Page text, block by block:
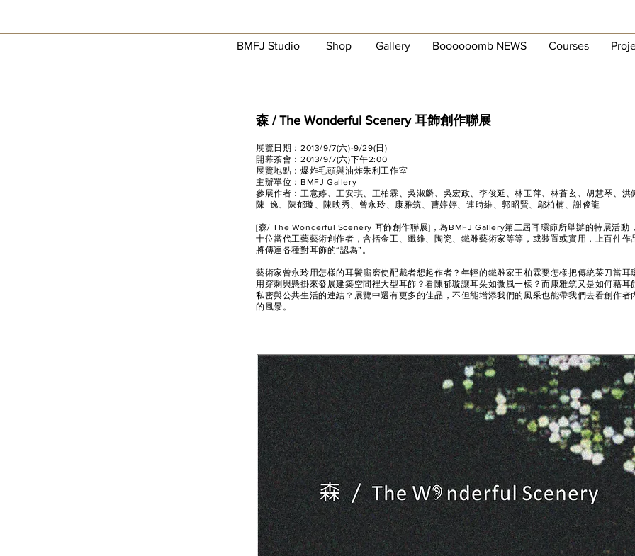
BMFJ Studio Shop Gallery Boooooomb NEWS Courses
森 / The Wonderful Scenery 耳飾創作聯展
展覽日期：2013/9/7(六)-9/29(日)
開幕茶會：2013/9/7(六)下午2:00
展覽地點：爆炸毛頭與油炸朱利工作室
主辦單位：BMFJ Gallery
參展作者：王意婷、王安琪、王柏霖、吳淑麟、吳宏政、李俊延、林玉萍、林蒼玄、胡慧琴、洪
陳 逸、陳郁璇、陳映秀、曾永玲、康雅筑、曹婷婷、連時維、郭昭賢、鄔柏楠、謝俊龍
[森/ The Wonderful Scenery 耳飾創作聯展]，為BMFJ Gallery第三屆耳環節所舉辦的特展活動
十位當代工藝藝術創作者，含括金工、纖維、陶瓷、鐵雕藝術家等等，或裝置或實用，上百件作
將傳達各種對耳飾的“認為”。
藝術家曾永玲用怎樣的耳鬢廝磨使配戴者想起作者？年輕的鐵雕家王柏霖要怎樣把傳統菜刀當耳
用穿刺與懸掛來發展建築空間裡大型耳飾？看陳郁璇讓耳朵如微風一樣？而康雅筑又是如何藉耳
私密與公共生活的連結？展覽中還有更多的佳品，不但能增添我們的風采也能帶我們去看創作者
的風景。